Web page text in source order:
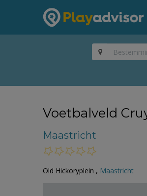
Voetbalveld
Maastricht
Old Hickoryplein , Maastricht